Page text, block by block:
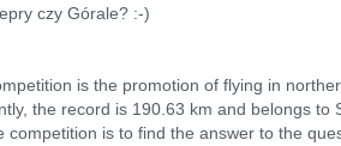
czy Górale? :-)
is the promotion of flying in
the record is 190.63 km and belongs to
competition is to find the answer to the